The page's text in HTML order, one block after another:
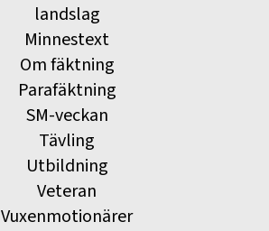
landslag
Minnestext
Om fäktning
Parafäktning
SM-veckan
Tävling
Utbildning
Veteran
Vuxenmotionärer